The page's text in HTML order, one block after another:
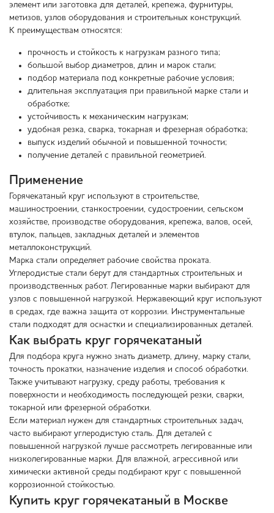
элемент или заготовка для деталей, крепежа, фурнитуры,
метизов, узлов оборудования и строительных конструкций.
К преимуществам относятся:
прочность и стойкость к нагрузкам разного типа;
большой выбор диаметров, длин и марок стали;
подбор материала под конкретные рабочие условия;
длительная эксплуатация при правильной марке стали и
обработке;
устойчивость к механическим нагрузкам;
удобная резка, сварка, токарная и фрезерная обработка;
выпуск изделий обычной и повышенной точности;
получение деталей с правильной геометрией.
Применение
Горячекатаный круг используют в строительстве,
машиностроении, станкостроении, судостроении, сельском
хозяйстве, производстве оборудования, крепежа, валов, осей,
втулок, пальцев, закладных деталей и элементов
металлоконструкций.
Марка стали определяет рабочие свойства проката.
Углеродистые стали берут для стандартных строительных и
производственных работ. Легированные марки выбирают для
узлов с повышенной нагрузкой. Нержавеющий круг используют
в средах, где важна защита от коррозии. Инструментальные
стали подходят для оснастки и специализированных деталей.
Как выбрать круг горячекатаный
Для подбора круга нужно знать диаметр, длину, марку стали,
точность прокатки, назначение изделия и способ обработки.
Также учитывают нагрузку, среду работы, требования к
поверхности и необходимость последующей резки, сварки,
токарной или фрезерной обработки.
Если материал нужен для стандартных строительных задач,
часто выбирают углеродистую сталь. Для деталей с
повышенной нагрузкой лучше рассмотреть легированные или
низколегированные марки. Для влажной, агрессивной или
химически активной среды подбирают круг с повышенной
коррозионной стойкостью.
Купить круг горячекатаный в Москве